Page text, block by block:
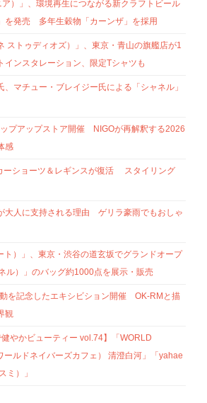
ア）」、環境再生につながる新クラフトビール
を発売 多年生穀物「カーンザ」を採用
ストゥディオズ）」、東京・青山の旗艦店が1
ンスタレーション、限定Tシャツも
、マチュー・ブレイジー氏による「シャネル」
ップアップストア開催 NIGOが再解釈する2026
感
ーショーツ＆レギンスが復活 スタイリング
大人に支持される理由 ゲリラ豪雨でもおしゃ
ト）」、東京・渋谷の道玄坂でグランドオープ
）」のバッグ約1000点を展示・販売
動を記念したエキシビション開催 OK-RMと描
観
健やかビューティー vol.74】「WORLD
ールドネイバーズカフェ） 清澄白河」「yahae
ミ）」